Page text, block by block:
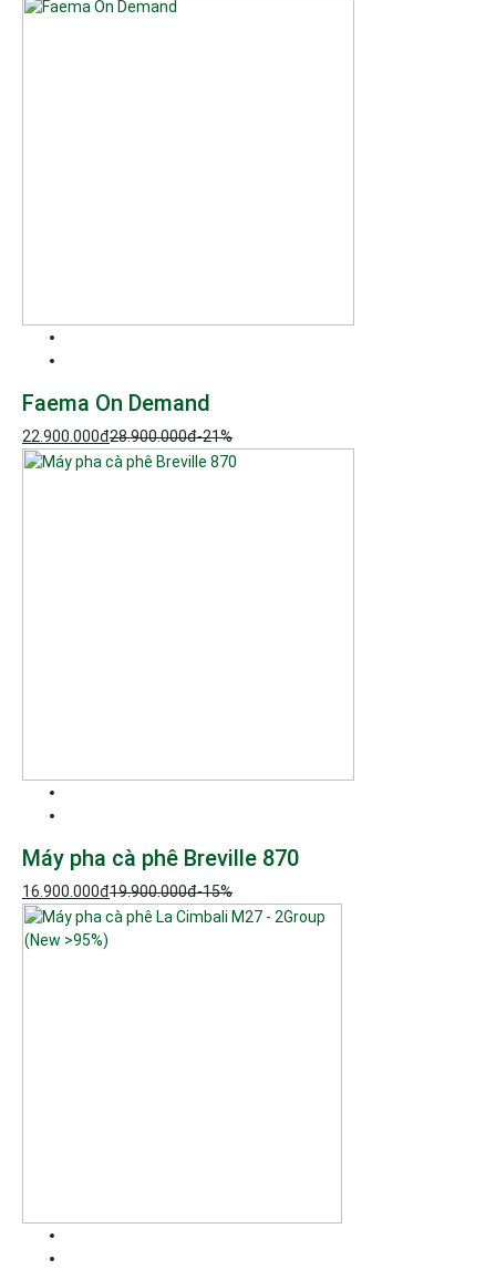
Faema On Demand
22.900.000đ28.900.000đ-21%
Máy pha cà phê Breville 870
16.900.000đ19.900.000đ-15%